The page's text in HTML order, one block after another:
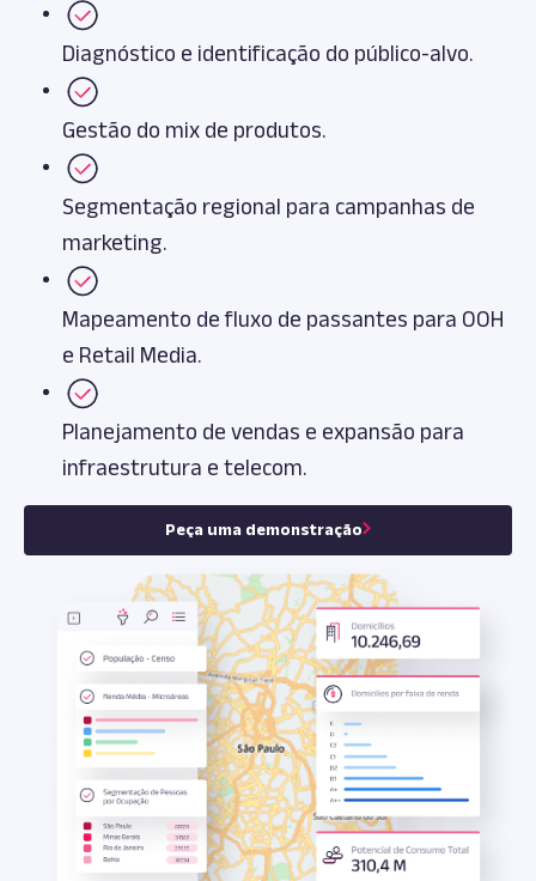
Diagnóstico e identificação do público-alvo.
Gestão do mix de produtos.
Segmentação regional para campanhas de
marketing.
Mapeamento de fluxo de passantes para OOH
e Retail Media.
Planejamento de vendas e expansão para
infraestrutura e telecom.
Peça uma demonstração